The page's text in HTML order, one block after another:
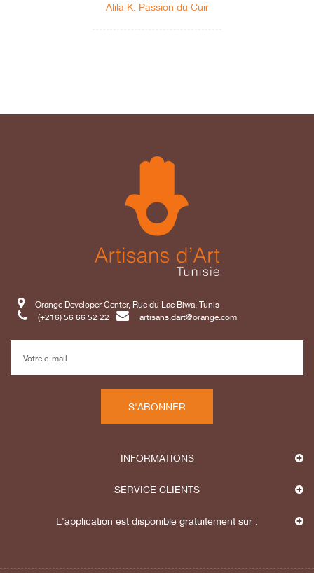
Alila K. Passion du Cuir
Orange Developer Center, Rue du Lac Biwa, Tunis
(+216) 56 66 52 22
artisans.dart@orange.com
S'ABONNER
INFORMATIONS
SERVICE CLIENTS
L'application est disponible gratuitement sur :